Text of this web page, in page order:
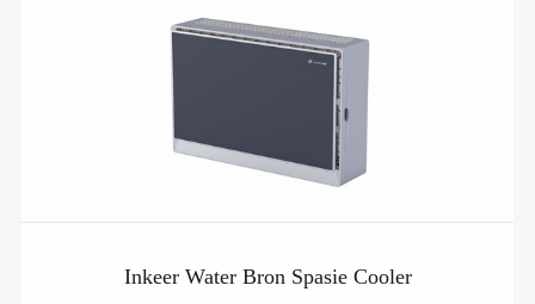
Inkeer Water Bron Spasie Cooler